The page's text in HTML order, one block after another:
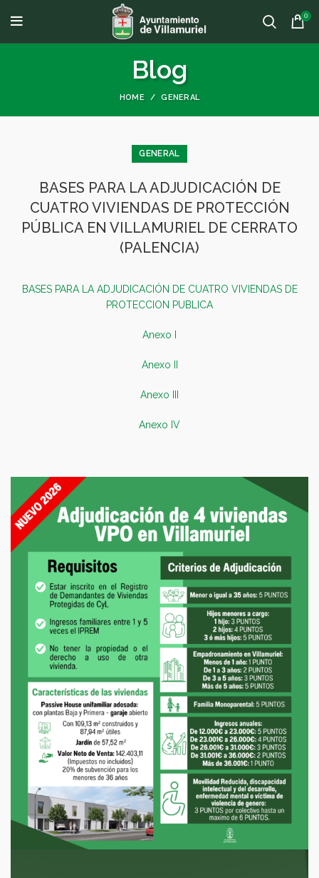
0
Blog
HOME GENERAL
GENERAL
BASES PARA LA ADJUDICACIÓN DE
CUATRO VIVIENDAS DE PROTECCIÓN
PÚBLICA EN VILLAMURIEL DE CERRATO
(PALENCIA)
BASES PARA LA ADJUDICACIÓN DE CUATRO VIVIENDAS DE
PROTECCION PUBLICA
Anexo I
Anexo II
Anexo III
Anexo IV